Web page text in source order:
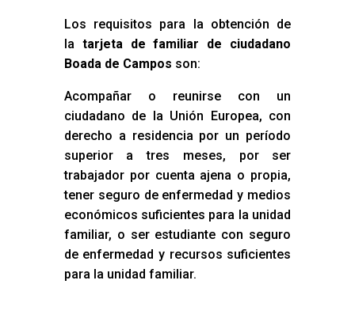
Los requisitos para la obtención de
la tarjeta de familiar de ciudadano
Boada de Campos son:
Acompañar o reunirse con un
ciudadano de la Unión Europea, con
derecho a residencia por un período
superior a tres meses, por ser
trabajador por cuenta ajena o propia,
tener seguro de enfermedad y medios
económicos suficientes para la unidad
familiar, o ser estudiante con seguro
de enfermedad y recursos suficientes
para la unidad familiar.